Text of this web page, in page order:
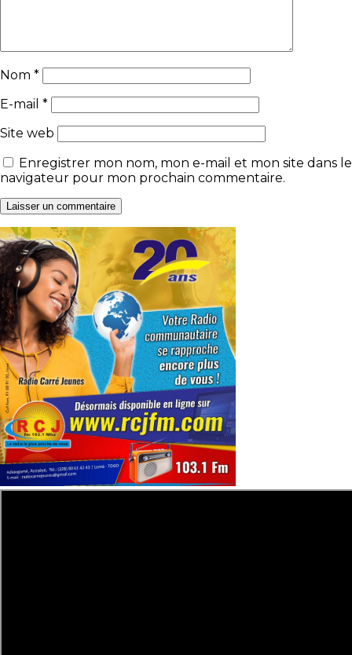
Nom *
E-mail *
Site web
Enregistrer mon nom, mon e-mail et mon site dans le
navigateur pour mon prochain commentaire.